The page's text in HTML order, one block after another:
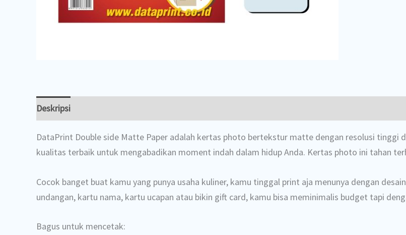
Deskripsi
DataPrint Double side Matte Paper adalah kertas photo bertekstur matte dengan resolusi tinggi
kualitas terbaik untuk mengabadikan moment indah dalam hidup Anda. Kertas photo ini tahan
Cocok banget buat kamu yang punya usaha kuliner, kamu tinggal print aja menunya dengan
undangan, kartu nama, kartu ucapan atau bikin gift card, kamu bisa meminimalis budget tapi
Bagus untuk mencetak: